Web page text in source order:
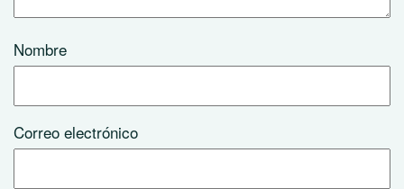
Nombre
Correo electrónico